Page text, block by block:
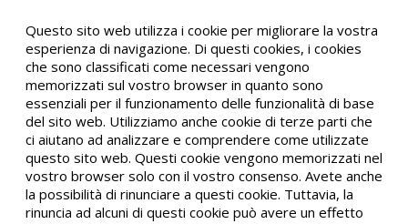
Questo sito web utilizza i cookie per migliorare la vostra
esperienza di navigazione. Di questi cookies, i cookies
che sono classificati come necessari vengono
memorizzati sul vostro browser in quanto sono
essenziali per il funzionamento delle funzionalità di base
del sito web. Utilizziamo anche cookie di terze parti che
ci aiutano ad analizzare e comprendere come utilizzate
questo sito web. Questi cookie vengono memorizzati nel
vostro browser solo con il vostro consenso. Avete anche
la possibilità di rinunciare a questi cookie. Tuttavia, la
rinuncia ad alcuni di questi cookie può avere un effetto